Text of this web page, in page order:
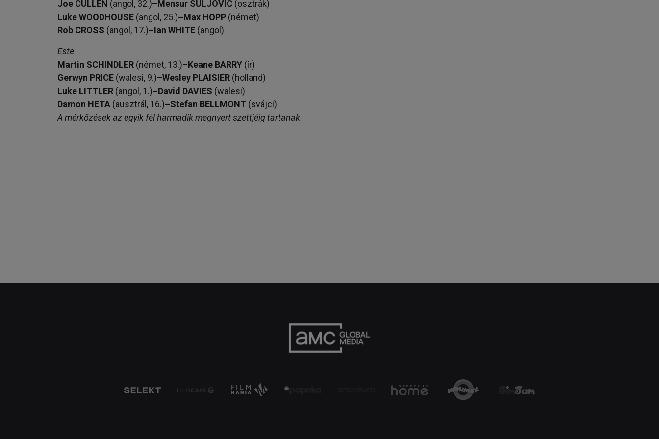
Joe CULLEN (angol, 32.)–Mensur SULJOVIC (osztrák)
Luke WOODHOUSE (angol, 25.)–Max HOPP (német)
Rob CROSS (angol, 17.)–Ian WHITE (angol)
Este
Martin SCHINDLER (német, 13.)–Keane BARRY (ír)
Gerwyn PRICE (walesi, 9.)–Wesley PLAISIER (holland)
Luke LITTLER (angol, 1.)–David DAVIES (walesi)
Damon HETA (ausztrál, 16.)–Stefan BELLMONT (svájci)
A mérkőzések az egyik fél harmadik megnyert szettjéig tartanak